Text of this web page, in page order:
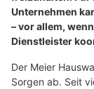
Unternehmen
– vor allem,
Dienstleister
Der Meier
Sorgen ab. Seit